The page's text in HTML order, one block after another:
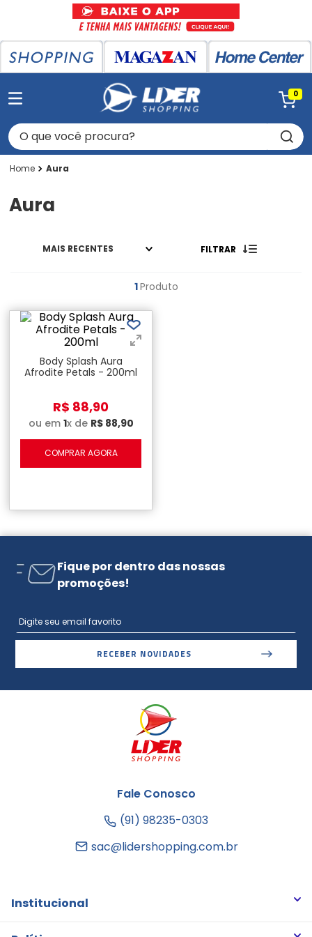
0
O que você procura?
Aura
Aura
MAIS RECENTES FILTRAR
1Produto
Body Splash Aura
Afrodite Petals - 200ml
R$ 88,90
ou em 1x de R$ 88,90
COMPRAR AGORA
Fique por dentro das nossas
promoções!
RECEBER NOVIDADES
Fale Conosco
(91) 98235-0303
sac@lidershopping.com.br
Institucional